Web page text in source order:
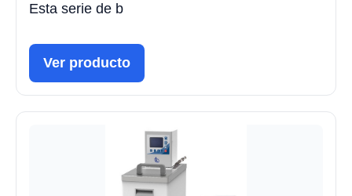
Esta serie de b
Ver producto